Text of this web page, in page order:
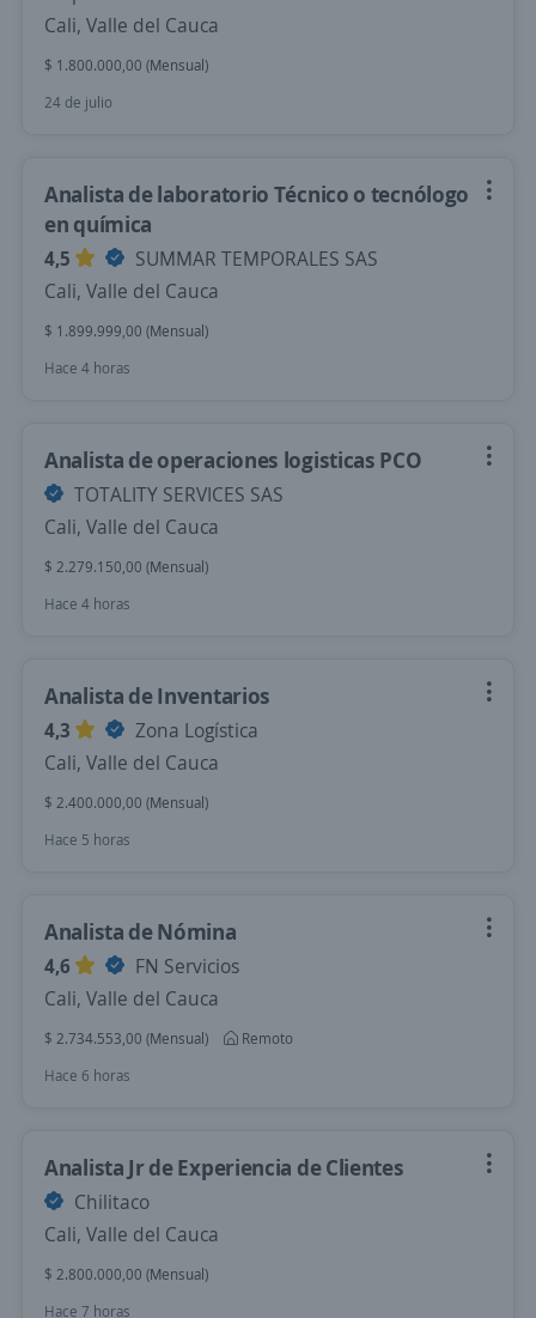
Cali, Valle del Cauca
$ 1.800.000,00 (Mensual)
24 de julio
Analista de laboratorio Técnico o tecnólogo
en química
4,5
SUMMAR TEMPORALES SAS
Cali, Valle del Cauca
$ 1.899.999,00 (Mensual)
Hace 4 horas
Analista de operaciones logisticas PCO
TOTALITY SERVICES SAS
Cali, Valle del Cauca
$ 2.279.150,00 (Mensual)
Hace 4 horas
Analista de Inventarios
4,3
Zona Logística
Cali, Valle del Cauca
$ 2.400.000,00 (Mensual)
Hace 5 horas
Analista de Nómina
4,6
FN Servicios
Cali, Valle del Cauca
$ 2.734.553,00 (Mensual)
Remoto
Hace 6 horas
Analista Jr de Experiencia de Clientes
Chilitaco
Cali, Valle del Cauca
$ 2.800.000,00 (Mensual)
Hace 7 horas